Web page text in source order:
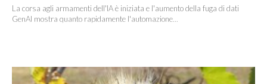
La corsa agli armamenti dell'IA è iniziata e l'aumento della fuga di dati
GenAI mostra quanto rapidamente l'automazione...